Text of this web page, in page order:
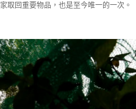
取回重要物品，也是至今唯一的一次。